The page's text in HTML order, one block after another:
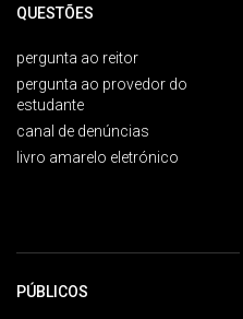
QUESTÕES
pergunta ao reitor
pergunta ao provedor do
estudante
canal de denúncias
livro amarelo eletrónico
PÚBLICOS